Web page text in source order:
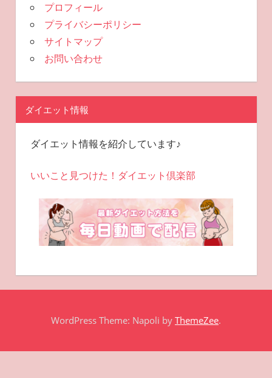
プロフィール
プライバシーポリシー
サイトマップ
お問い合わせ
ダイエット情報
ダイエット情報を紹介しています♪
いいこと見つけた！ダイエット倶楽部
WordPress Theme: Napoli by ThemeZee.